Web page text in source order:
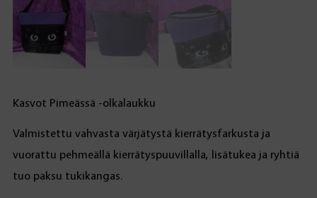
Kasvot Pimeässä -olkalaukku
Valmistettu vahvasta värjätystä kierrätysfarkusta ja
vuorattu pehmeällä kierrätyspuuvillalla, lisätukea ja ryhtiä
tuo paksu tukikangas.